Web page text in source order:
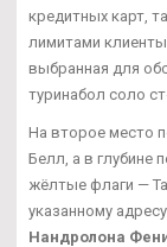
кредитных карт,
лимитами
выбранная для
туринабол соло
На второе место
Белл, а в глубине
жёлтые флаги —
указанному
Нандролона